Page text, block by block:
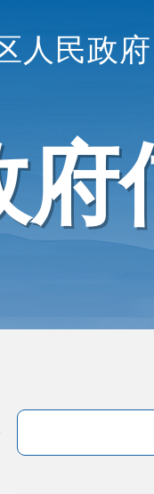
人民政府
府